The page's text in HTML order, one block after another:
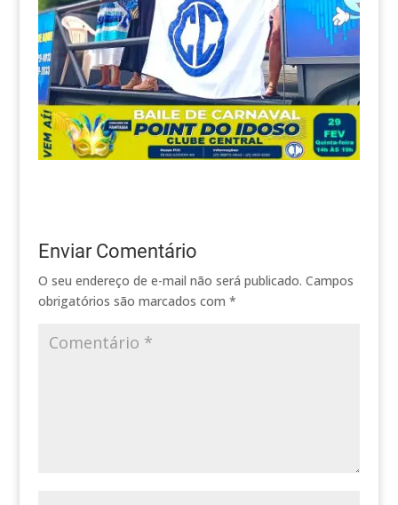
Enviar Comentário
O seu endereço de e-mail não será publicado. Campos
obrigatórios são marcados com *